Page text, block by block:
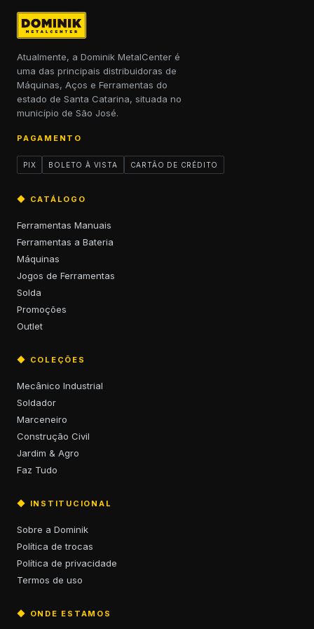
Atualmente, a Dominik MetalCenter é
uma das principais distribuidoras de
Máquinas, Aços e Ferramentas do
estado de Santa Catarina, situada no
município de São José.
PAGAMENTO
PIX BOLETO À VISTA CARTÃO DE CRÉDITO
◆ CATÁLOGO
Ferramentas Manuais
Ferramentas a Bateria
Máquinas
Jogos de Ferramentas
Solda
Promoções
Outlet
◆ COLEÇÕES
Mecânico Industrial
Soldador
Marceneiro
Construção Civil
Jardim & Agro
Faz Tudo
◆ INSTITUCIONAL
Sobre a Dominik
Política de trocas
Política de privacidade
Termos de uso
◆ ONDE ESTAMOS